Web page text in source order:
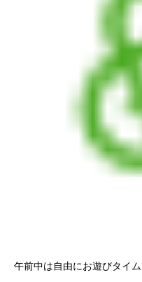
午前中は自由にお遊びタイム